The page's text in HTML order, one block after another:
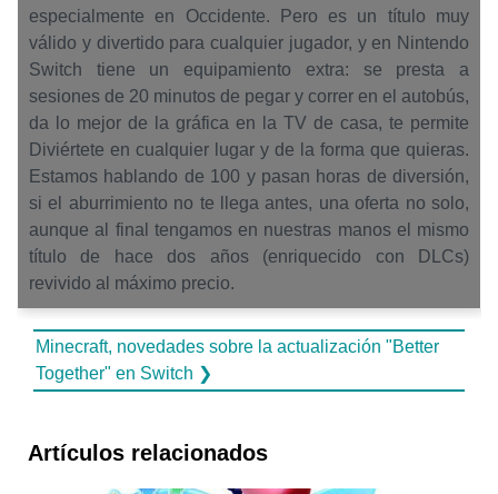
especialmente en Occidente. Pero es un título muy
válido y divertido para cualquier jugador, y en Nintendo
Switch tiene un equipamiento extra: se presta a
sesiones de 20 minutos de pegar y correr en el autobús,
da lo mejor de la gráfica en la TV de casa, te permite
Diviértete en cualquier lugar y de la forma que quieras.
Estamos hablando de 100 y pasan horas de diversión,
si el aburrimiento no te llega antes, una oferta no solo,
aunque al final tengamos en nuestras manos el mismo
título de hace dos años (enriquecido con DLCs)
revivido al máximo precio.
Minecraft, novedades sobre la actualización "Better
Together" en Switch ❯
Artículos relacionados